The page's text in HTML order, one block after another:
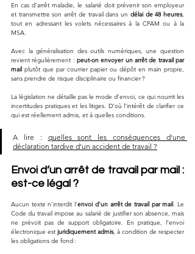
En cas d’arrêt maladie, le salarié doit prévenir son employeur
et transmettre son arrêt de travail dans un délai de 48 heures,
tout en adressant les volets nécessaires à la CPAM ou à la
MSA.
Avec la généralisation des outils numériques, une question
revient régulièrement : peut-on envoyer un arrêt de travail par
mail plutôt que par courrier papier ou dépôt en main propre,
sans prendre de risque disciplinaire ou financier ?
La législation ne détaille pas le mode d’envoi, ce qui nourrit les
incertitudes pratiques et les litiges. D’où l’intérêt de clarifier ce
qui est réellement admis, et à quelles conditions.
A lire : quelles sont les conséquences d'une
déclaration tardive d'un accident de travail ?
Envoi d’un arrêt de travail par mail :
est-ce légal ?
Aucun texte n’interdit l’envoi d’un arrêt de travail par mail. Le
Code du travail impose au salarié de justifier son absence, mais
ne prévoit pas de support obligatoire. En pratique, l’envoi
électronique est juridiquement admis, à condition de respecter
les obligations de fond :